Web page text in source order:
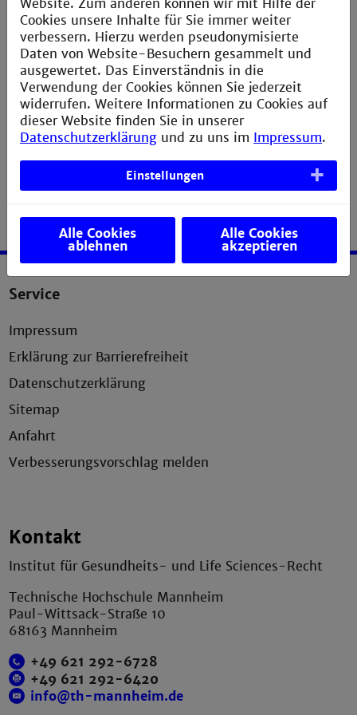
Service
Impressum
Erklärung zur Barrierefreiheit
Datenschutzerklärung
Sitemap
Anfahrt
Verbesserungsvorschlag melden
Kontakt
Institut für Gesundheits- und Life Sciences-Recht
Technische Hochschule Mannheim
Paul-Wittsack-Straße 10
68163 Mannheim
+49 621 292-6728
+49 621 292-6420
info@th-mannheim.de
Website. Zum anderen können wir mit Hilfe der
Cookies unsere Inhalte für Sie immer weiter
verbessern. Hierzu werden pseudonymisierte
Daten von Website-Besuchern gesammelt und
ausgewertet. Das Einverständnis in die
Verwendung der Cookies können Sie jederzeit
widerrufen. Weitere Informationen zu Cookies auf
dieser Website finden Sie in unserer
Datenschutzerklärung und zu uns im Impressum.
Einstellungen
Alle Cookies
ablehnen
Alle Cookies
akzeptieren